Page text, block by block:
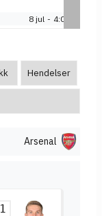
8 jul - 4:00 pm
Hendelser
Arsenal